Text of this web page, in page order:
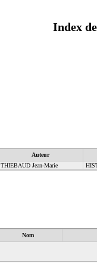
Index
Auteur
THIEBAUD Jean-Marie
Nom